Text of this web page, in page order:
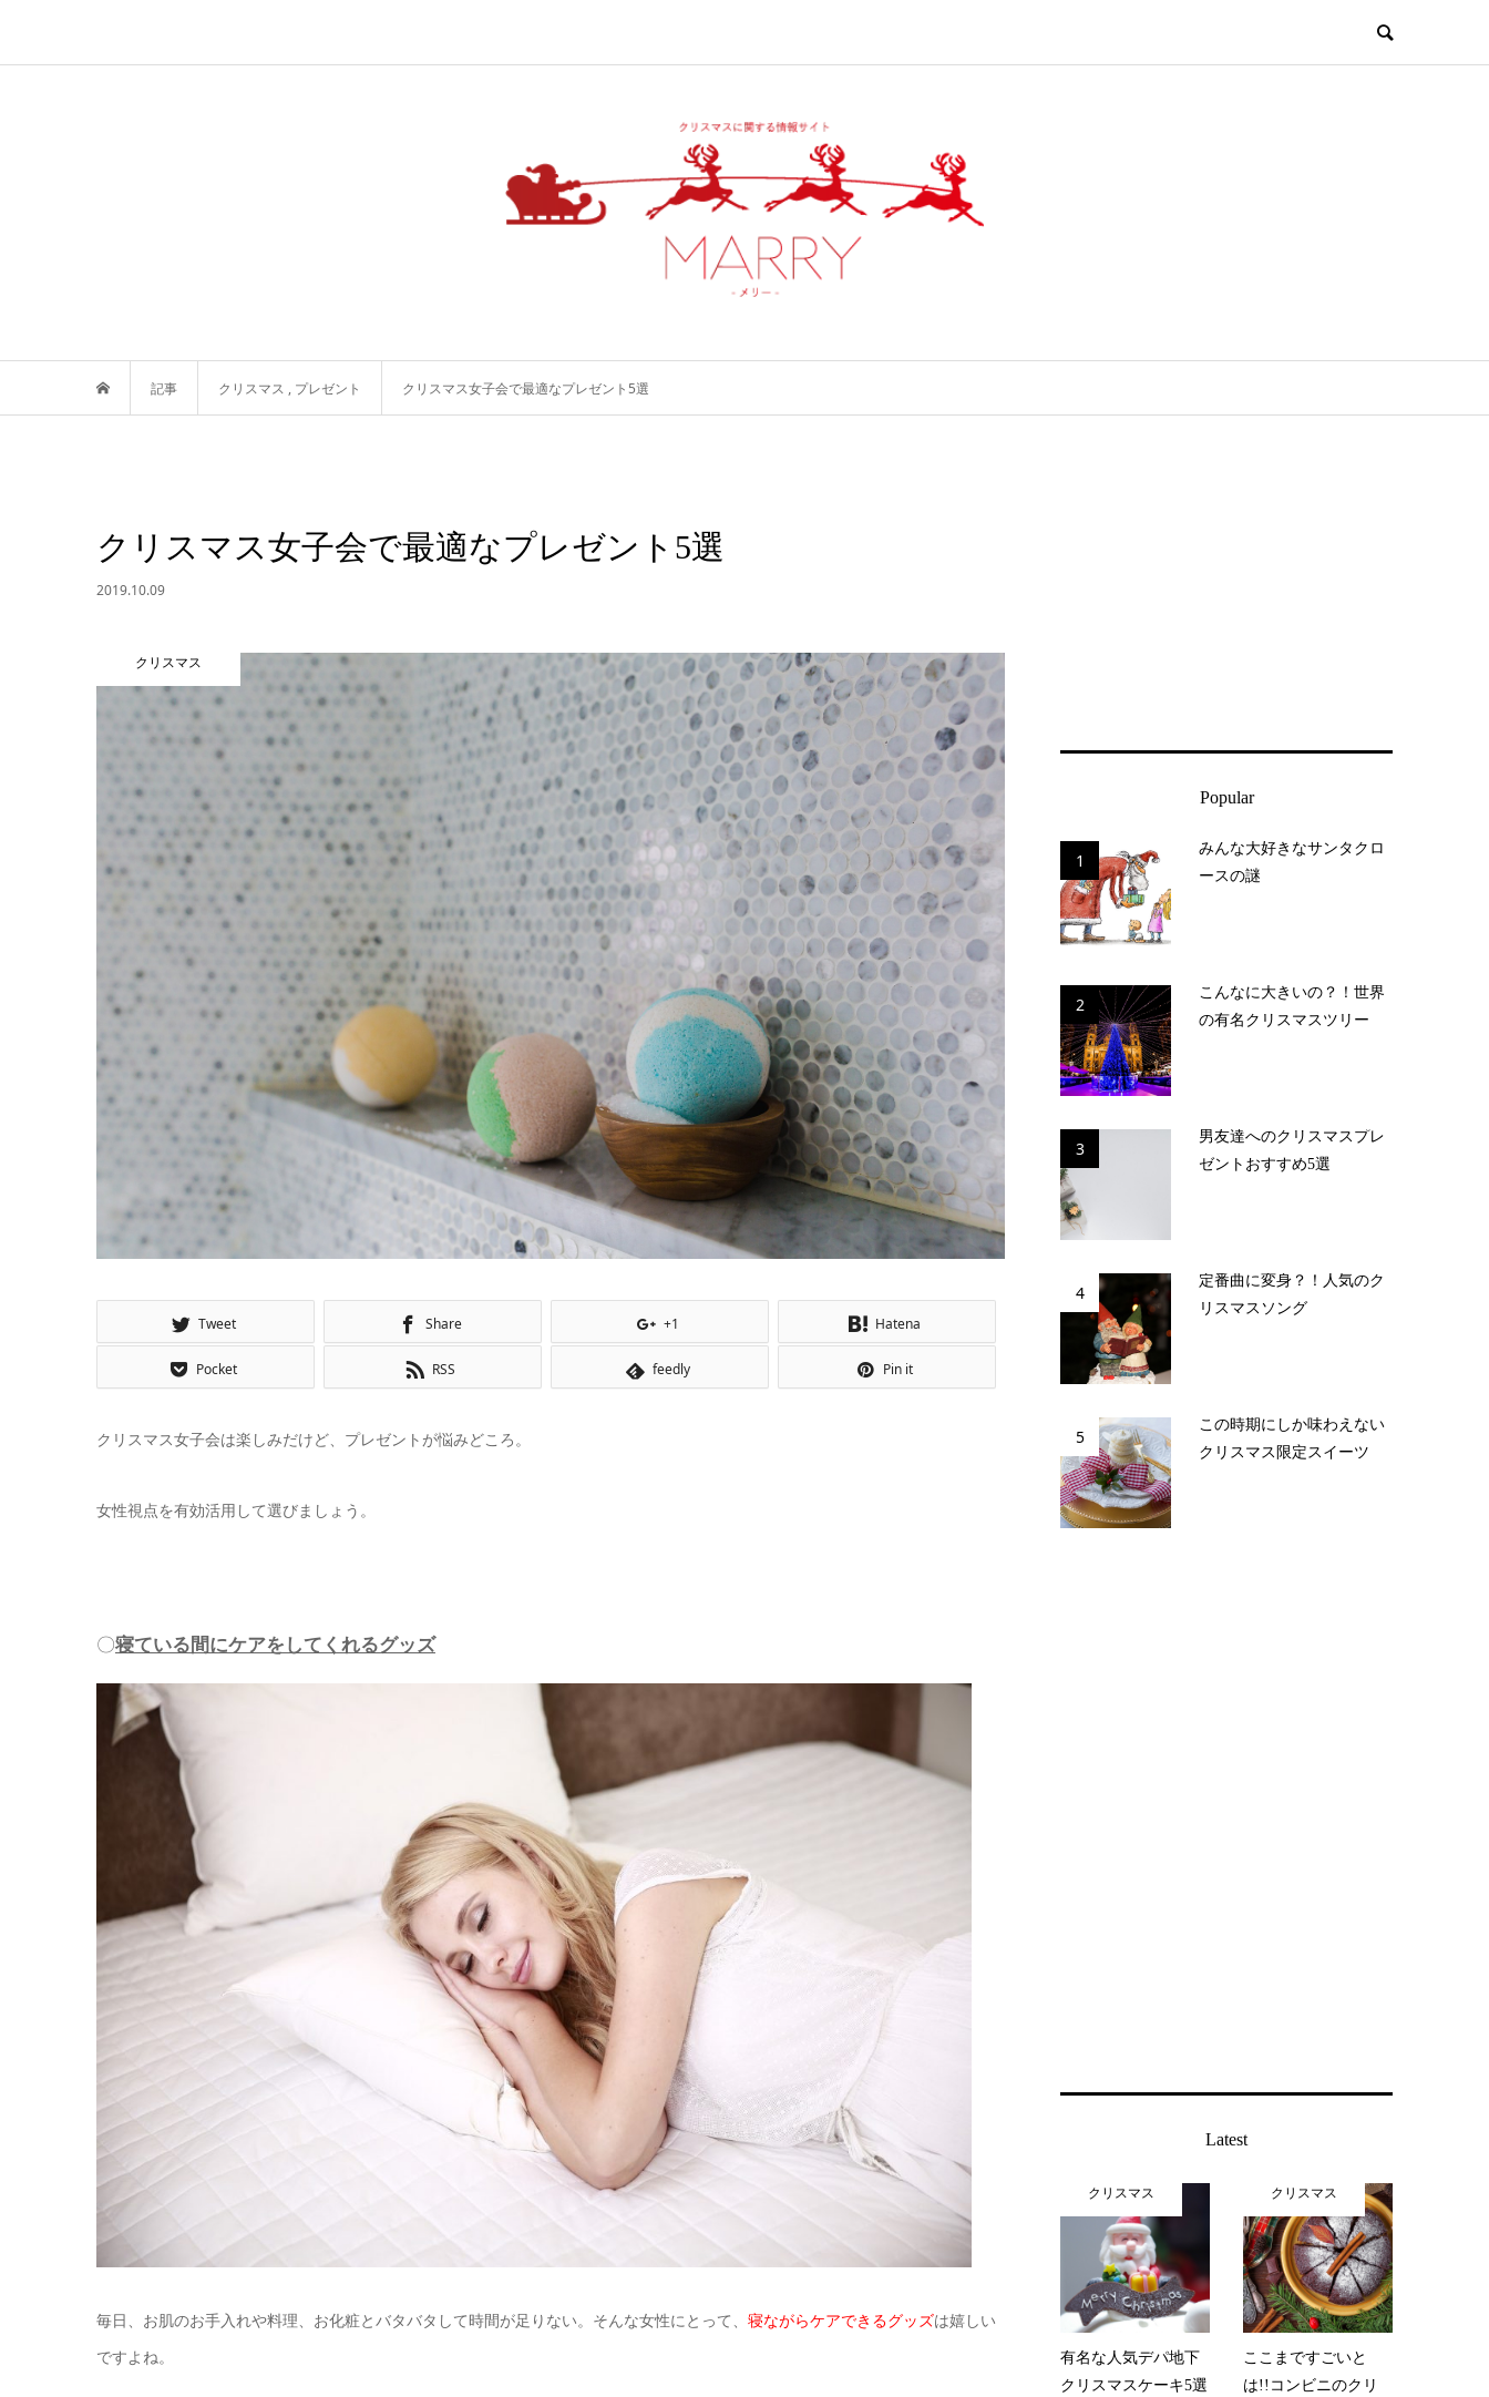
記事 クリスマス , プレゼント クリスマス女子会で最適なプレゼント5選
クリスマス女子会で最適なプレゼント5選
2019.10.09
クリスマス
Tweet Share +1 Hatena
Pocket RSS feedly Pin it
クリスマス女子会は楽しみだけど、プレゼントが悩みどころ。
女性視点を有効活用して選びましょう。
〇寝ている間にケアをしてくれるグッズ
毎日、お肌のお手入れや料理、お化粧とバタバタして時間が足りない。 そんな女性にとって、 寝ながらケアできるグッズは嬉しい
ですよね。
Popular
1
みんな大好きなサンタクロ
ースの謎
2
こんなに大きいの？！世界
の有名クリスマスツリー
3
男友達へのクリスマスプレ
ゼントおすすめ5選
4
定番曲に変身？！人気のク
リスマスソング
5
この時期にしか味わえない
クリスマス限定スイーツ
Latest
クリスマス
有名な人気デパ地下
クリスマスケーキ5選
クリスマス
ここまですごいと
は!!コンビニのクリ